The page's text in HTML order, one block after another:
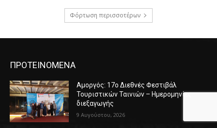
Φόρτωση περισσοτέρων
ΠΡΟΤΕΙΝΟΜΕΝΑ
Αμοργός: 17ο Διεθνές Φεστιβάλ
Τουριστικών Ταινιών – Ημερομηνίες
διεξαγωγής
9 Αυγούστου, 2026